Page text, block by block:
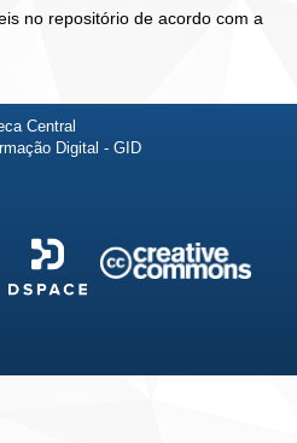
no repositório de acordo com a
Central
Digital - GID